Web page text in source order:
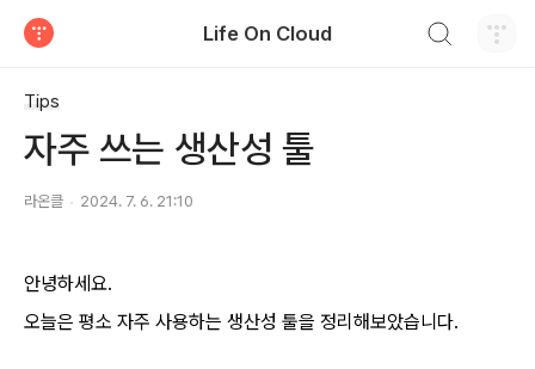
Life On Cloud
Tips
자주 쓰는 생산성 툴
라온클 2024. 7. 6. 21:10
안녕하세요.
오늘은 평소 자주 사용하는 생산성 툴을 정리해보았습니다.